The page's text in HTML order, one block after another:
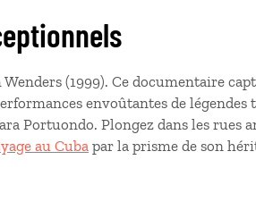
(1999). Ce documentaire
envoûtantes de légendes
Portuondo. Plongez dans les rues
au Cuba par la prisme de son